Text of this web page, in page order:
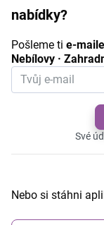
nabídky?
Pošleme ti e-
Nebílovy ·
Své
Nebo si stáhni